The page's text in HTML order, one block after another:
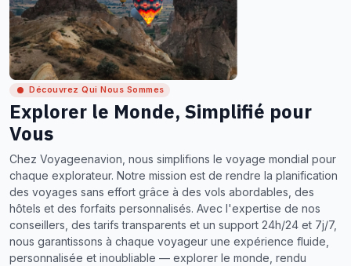
Découvrez Qui Nous Sommes
Explorer le Monde, Simplifié pour
Vous
Chez Voyageenavion, nous simplifions le voyage mondial pour
chaque explorateur. Notre mission est de rendre la planification
des voyages sans effort grâce à des vols abordables, des
hôtels et des forfaits personnalisés. Avec l'expertise de nos
conseillers, des tarifs transparents et un support 24h/24 et 7j/7,
nous garantissons à chaque voyageur une expérience fluide,
personnalisée et inoubliable — explorer le monde, rendu